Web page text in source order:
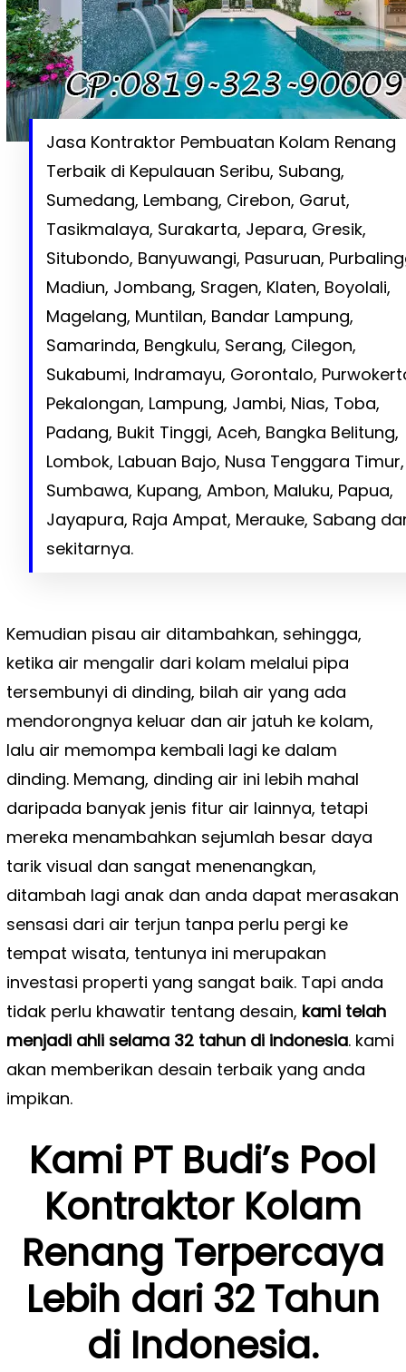
Jasa Kontraktor Pembuatan Kolam Renang
Terbaik di Kepulauan Seribu, Subang,
Sumedang, Lembang, Cirebon, Garut,
Tasikmalaya, Surakarta, Jepara, Gresik,
Situbondo, Banyuwangi, Pasuruan,
Madiun, Jombang, Sragen, Klaten, Boyolali,
Magelang, Muntilan, Bandar Lampung,
Samarinda, Bengkulu, Serang, Cilegon,
Sukabumi, Indramayu, Gorontalo,
Pekalongan, Lampung, Jambi, Nias, Toba,
Padang, Bukit Tinggi, Aceh, Bangka Belitung,
Lombok, Labuan Bajo, Nusa Tenggara Timur,
Sumbawa, Kupang, Ambon, Maluku, Papua,
Jayapura, Raja Ampat, Merauke, Sabang
sekitarnya.
Kemudian pisau air ditambahkan, sehingga,
ketika air mengalir dari kolam melalui pipa
tersembunyi di dinding, bilah air yang ada
mendorongnya keluar dan air jatuh ke kolam,
lalu air memompa kembali lagi ke dalam
dinding. Memang, dinding air ini lebih mahal
daripada banyak jenis fitur air lainnya, tetapi
mereka menambahkan sejumlah besar daya
tarik visual dan sangat menenangkan,
ditambah lagi anak dan anda dapat merasakan
sensasi dari air terjun tanpa perlu pergi ke
tempat wisata, tentunya ini merupakan
investasi properti yang sangat baik. Tapi anda
tidak perlu khawatir tentang desain, kami telah
menjadi ahli selama 32 tahun di indonesia. kami
akan memberikan desain terbaik yang anda
impikan.
Kami PT Budi’s Pool
Kontraktor Kolam
Renang Terpercaya
Lebih dari 32 Tahun
di Indonesia.